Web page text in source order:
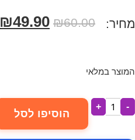
מחיר: ₪60.00
₪49.90
המוצר במלאי
-
+
הוסיפו לסל